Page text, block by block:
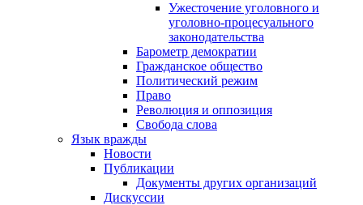
Ужесточение уголовного и
уголовно-процесуального
законодательства
Барометр демократии
Гражданское общество
Политический режим
Право
Революция и оппозиция
Свобода слова
Язык вражды
Новости
Публикации
Документы других организаций
Дискуссии